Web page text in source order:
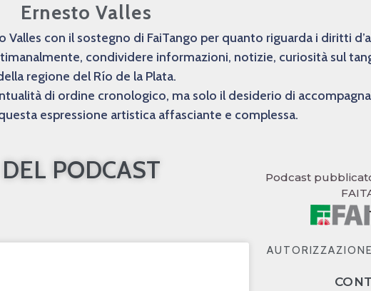
Ernesto Valles
con il sostegno di FaiTango per quanto riguarda i diritti
condividere informazioni, notizie, curiosità sul
regione del Río de la Plata.
di ordine cronologico, ma solo il desiderio di
espressione artistica affasciante e complessa.
PODCAST
Podcast